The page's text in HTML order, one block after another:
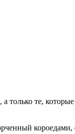
а только те,